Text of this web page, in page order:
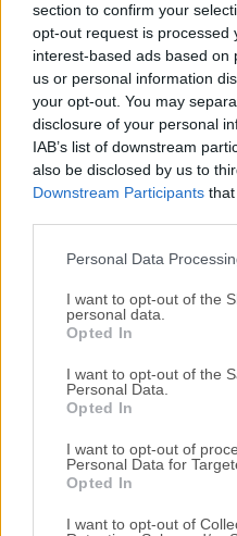
section to confirm your
opt-out request is processed
interest-based ads based on
us or personal information
your opt-out. You may
disclosure of your personal
IAB’s list of downstream
also be disclosed by us to
Downstream Participants
Personal Data
I want to opt-out of the
personal data.
Opted In
I want to opt-out of the
Personal Data.
Opted In
I want to opt-out of
Personal Data for
Opted In
I want to opt-out of
sitio web son
disponibles para su
Nos encantaría saber de ti
Si tienes alguna pregunta
con nosotros, dirígete a
háznoslo saber.